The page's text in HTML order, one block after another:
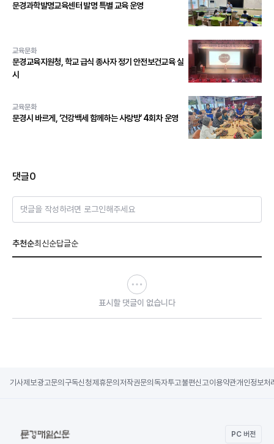
문경과학발명교육센터 발명 특별 교육 운영
교육문화
문경교육지원청, 학교 급식 종사자 정기 안전보건교육 실
시
교육문화
문경시 바르게, ‘건강백세 함께하는 사랑방’ 4회차 운영
댓글0
댓글을 작성하려면 로그인해주세요
추천순최신순답글순
표시할 댓글이 없습니다
기사제보광고문의 구독신청제휴문의 저작권문의 독자투고불편신고이용약관개인정보처
PC 버전